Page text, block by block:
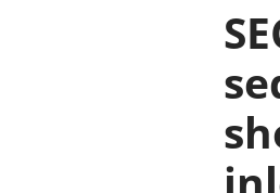
SECURITHERM